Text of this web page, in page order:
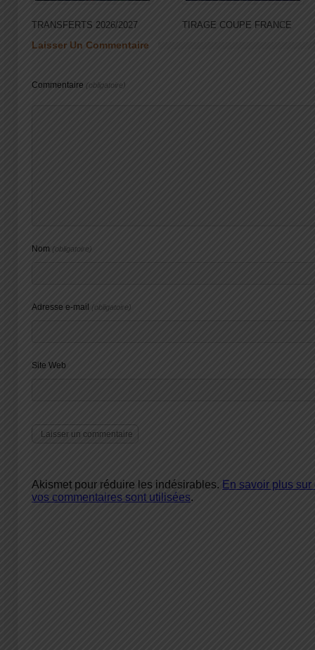
TRANSFERTS 2026/2027 TIRAGE COUPE FRANCE
Laisser Un Commentaire
Commentaire (obligatoire)
Nom (obligatoire)
Adresse e-mail (obligatoire)
Site Web
Akismet pour réduire les indésirables. En savoir plus
vos commentaires sont utilisées.